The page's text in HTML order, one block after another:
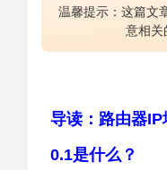
温馨提示：这篇文
意相关
导读：路由器IP
0.1是什么？